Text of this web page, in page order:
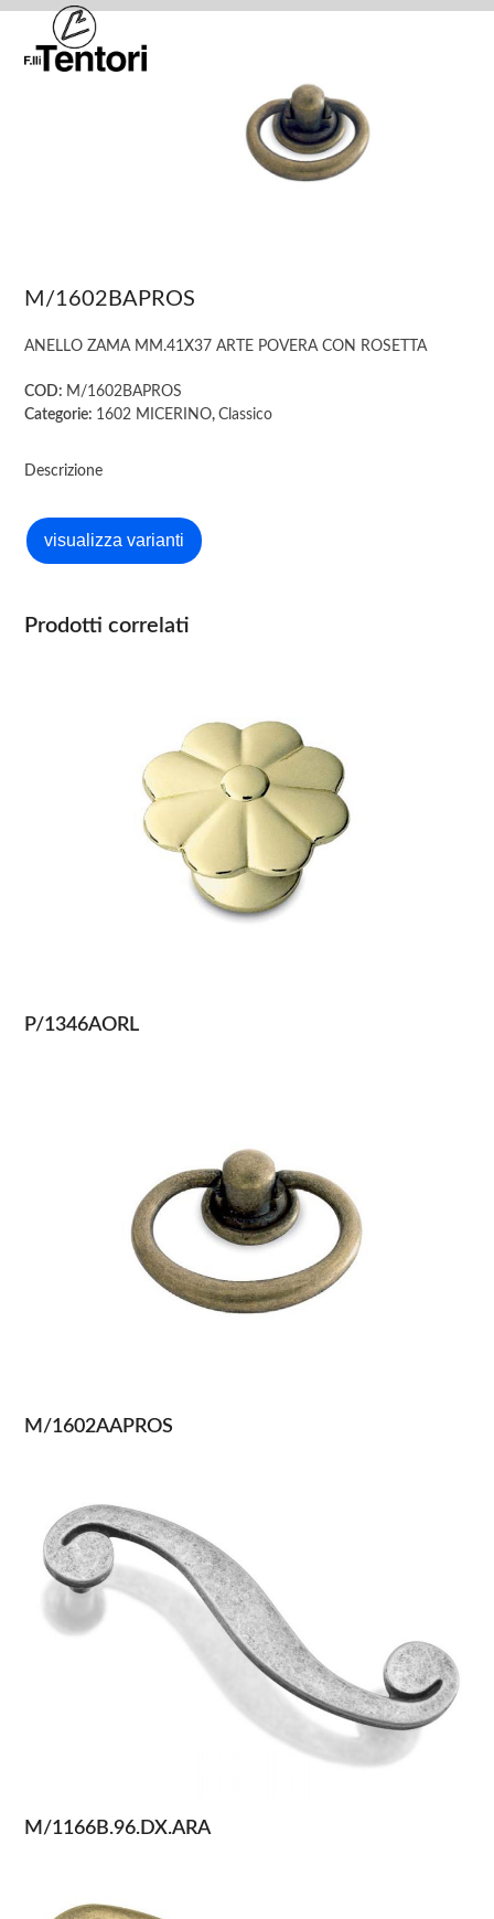
Skip
content
Open
mobile
Close
mobile
M/1602BAPROS
ANELLO ZAMA MM.41X37 ARTE POVERA CON ROSETTA
COD: M/1602BAPROS
Categorie: 1602 MICERINO,Classico
Descrizione
Prodotti correlati
P/1346AORL
M/1602AAPROS
M/1166B.96.DX.ARA